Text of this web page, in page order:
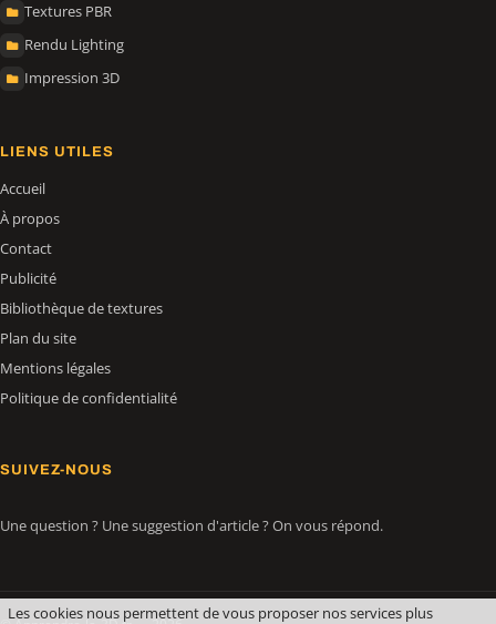
Textures PBR
Rendu Lighting
Impression 3D
LIENS UTILES
Accueil
À propos
Contact
Publicité
Bibliothèque de textures
Plan du site
Mentions légales
Politique de confidentialité
SUIVEZ-NOUS
Une question ? Une suggestion d'article ? On vous répond.
Les cookies nous permettent de vous proposer nos services plus